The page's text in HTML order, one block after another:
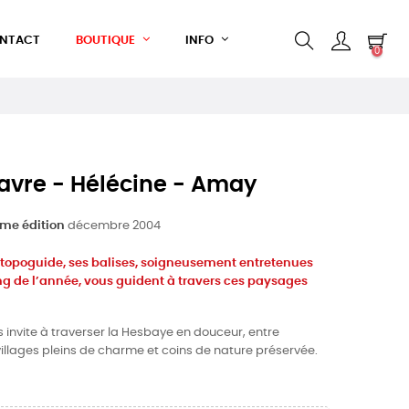
BOUTIQUE INFO
0
- Hélécine - Amay
édition décembre 2004
topoguide, ses balises, soigneusement entretenues
de l’année, vous guident à travers ces paysages
invite à traverser la Hesbaye en douceur, entre
pleins de charme et coins de nature préservée.